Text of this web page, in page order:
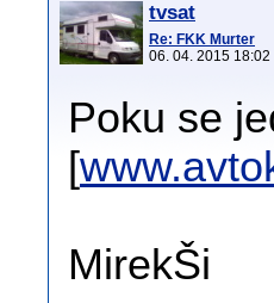
tvsat
Re: FKK Murter
06. 04. 2015 18:02
Poku se
[
MirekŠi